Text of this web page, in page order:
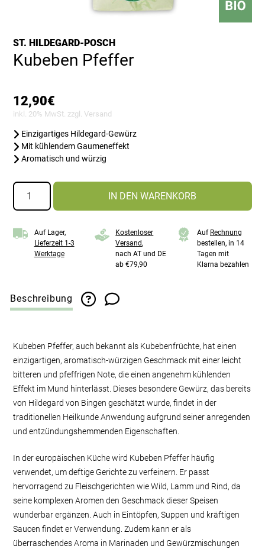
ST. HILDEGARD-POSCH
Kubeben Pfeffer
12,90€
inkl. 20% MwSt. zzgl.Versand
Einzigartiges Hildegard-Gewürz
Mit kühlendem Gaumeneffekt
Aromatisch und würzig
Kubeben
Pfeffer
Menge
IN DEN WARENKORB
Auf Lager,
Lieferzeit 1-3
Werktage
Kostenloser
Versand,
nach AT und DE
ab €79,90
Auf Rechnung
bestellen, in 14
Tagen mit
Klarna bezahlen
Beschreibung
Kubeben Pfeffer, auch bekannt als Kubebenfrüchte, hat einen
einzigartigen, aromatisch-würzigen Geschmack mit einer leicht
bitteren und pfeffrigen Note, die einen angenehm kühlenden
Effekt im Mund hinterlässt. Dieses besondere Gewürz, das bereits
von Hildegard von Bingen geschätzt wurde, findet in der
traditionellen Heilkunde Anwendung aufgrund seiner anregenden
und entzündungshemmenden Eigenschaften.
In der europäischen Küche wird Kubeben Pfeffer häufig
verwendet, um deftige Gerichte zu verfeinern. Er passt
hervorragend zu Fleischgerichten wie Wild, Lamm und Rind, da
seine komplexen Aromen den Geschmack dieser Speisen
wunderbar ergänzen. Auch in Eintöpfen, Suppen und kräftigen
Saucen findet er Verwendung. Zudem kann er als
überraschendes Aroma in Marinaden und Gewürzmischungen